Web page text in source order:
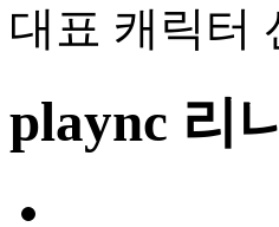
대표 캐릭터
plaync 리